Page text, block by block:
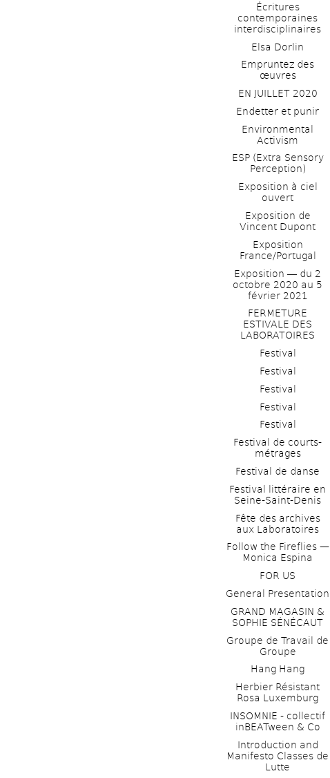
Écritures
contemporaines
interdisciplinaires
Elsa Dorlin
Empruntez des
œuvres
EN JUILLET 2020
Endetter et punir
Environmental
Activism
ESP (Extra Sensory
Perception)
Exposition à ciel
ouvert
Exposition de
Vincent Dupont
Exposition
France/Portugal
Exposition ― du 2
octobre 2020 au 5
février 2021
FERMETURE
ESTIVALE DES
LABORATOIRES
Festival
Festival
Festival
Festival
Festival
Festival de courts-
métrages
Festival de danse
Festival littéraire en
Seine-Saint-Denis
Fête des archives
aux Laboratoires
Follow the Fireflies —
Monica Espina
FOR US
General Presentation
GRAND MAGASIN &
SOPHIE SÉNÉCAUT
Groupe de Travail de
Groupe
Hang Hang
Herbier Résistant
Rosa Luxemburg
INSOMNIE - collectif
inBEATween & Co
Introduction and
Manifesto Classes de
Lutte